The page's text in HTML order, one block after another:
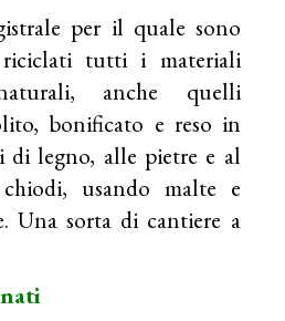
per il quale sono
tutti i materiali
anche quelli
bonificato e reso in
di legno, alle pietre e al
usando malte e
Una sorta di cantiere a